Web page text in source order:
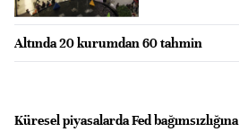
Altında 20 kurumdan 60 tahmin
Küresel piyasalarda Fed bağımsızlığına